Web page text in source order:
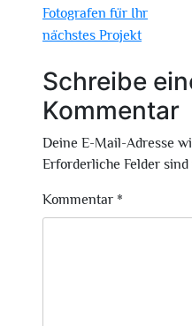
Fotografen für Ihr
nächstes Projekt
Schreibe
Kommentar
Deine E-Mail-Adresse
Erforderliche Felder
Kommentar *